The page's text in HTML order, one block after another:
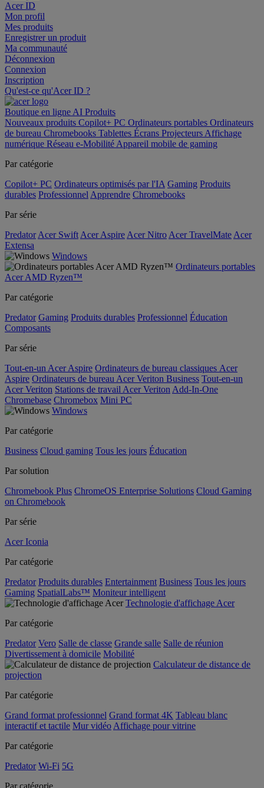
Acer ID
Mon profil
Mes produits
Enregistrer un produit
Ma communauté
Déconnexion
Connexion
Inscription
Qu'est-ce qu'Acer ID ?
Boutique en ligne AI Produits
Nouveaux produits Copilot+ PC Ordinateurs portables Ordinateurs
de bureau Chromebooks Tablettes Écrans Projecteurs Affichage
numérique Réseau e-Mobilité Appareil mobile de gaming
Par catégorie
Copilot+ PC Ordinateurs optimisés par l'IA Gaming Produits
durables Professionnel Apprendre Chromebooks
Par série
Predator Acer Swift Acer Aspire Acer Nitro Acer TravelMate Acer
Extensa
Windows
Ordinateurs portables
Acer AMD Ryzen™
Par catégorie
Predator Gaming Produits durables Professionnel Éducation
Composants
Par série
Tout-en-un Acer Aspire Ordinateurs de bureau classiques Acer
Aspire Ordinateurs de bureau Acer Veriton Business Tout-en-un
Acer Veriton Stations de travail Acer Veriton Add-In-One
Chromebase Chromebox Mini PC
Windows
Par catégorie
Business Cloud gaming Tous les jours Éducation
Par solution
Chromebook Plus ChromeOS Enterprise Solutions Cloud Gaming
on Chromebook
Par série
Acer Iconia
Par catégorie
Predator Produits durables Entertainment Business Tous les jours
Gaming SpatialLabs™ Moniteur intelligent
Technologie d'affichage Acer
Par catégorie
Predator Vero Salle de classe Grande salle Salle de réunion
Divertissement à domicile Mobilité
Calculateur de distance de
projection
Par catégorie
Grand format professionnel Grand format 4K Tableau blanc
interactif et tactile Mur vidéo Affichage pour vitrine
Par catégorie
Predator Wi-Fi 5G
Par catégorie